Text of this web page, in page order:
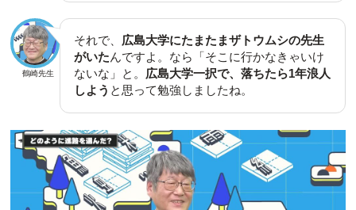
鶴崎先生
それで、 広島大学にたまたまザトウムシの先生
がいたんですよ。なら「そこに行かなきゃいけ
ないな」と。 広島大学一択で、落ちたら1年浪人
しよう と思って勉強しましたね。